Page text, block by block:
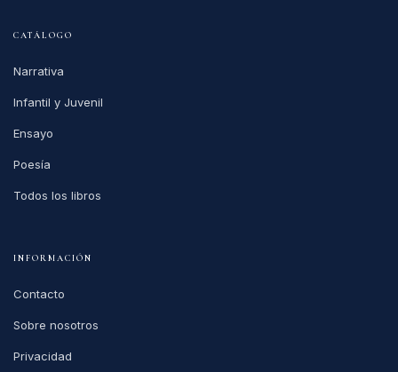
CATÁLOGO
Narrativa
Infantil y Juvenil
Ensayo
Poesía
Todos los libros
INFORMACIÓN
Contacto
Sobre nosotros
Privacidad